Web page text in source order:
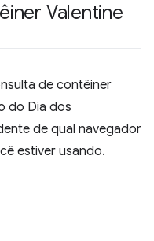
Valentine
de contêiner
do Dia dos
de qual navegador
estiver usando.